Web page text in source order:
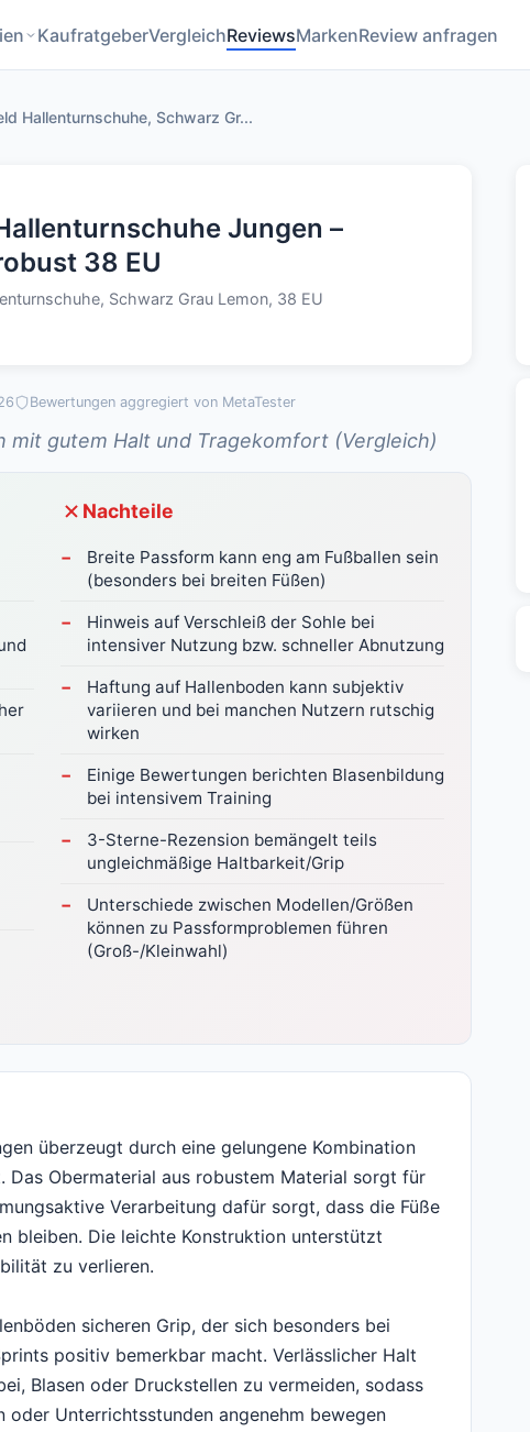
KaufratgeberVergleichReviewsMarkenReview anfragen
Hallenturnschuhe, Schwarz Gr...
Jungen –
38 EU
Schwarz Grau Lemon, 38 EU
Bewertungen aggregiert von MetaTester
mit gutem Halt und Tragekomfort (Vergleich)
Nachteile
Breite Passform kann eng am Fußballen sein
(besonders bei breiten Füßen)
Hinweis auf Verschleiß der Sohle bei
intensiver Nutzung bzw. schneller Abnutzung
Haftung auf Hallenboden kann subjektiv
variieren und bei manchen Nutzern rutschig
wirken
Einige Bewertungen berichten Blasenbildung
bei intensivem Training
3-Sterne-Rezension bemängelt teils
ungleichmäßige Haltbarkeit/Grip
Unterschiede zwischen Modellen/Größen
können zu Passformproblemen führen
(Groß-/Kleinwahl)
überzeugt durch eine gelungene Kombination
Obermaterial aus robustem Material sorgt für
Verarbeitung dafür sorgt, dass die Füße
bleiben. Die leichte Konstruktion unterstützt
zu verlieren.
sicheren Grip, der sich besonders bei
positiv bemerkbar macht. Verlässlicher Halt
Blasen oder Druckstellen zu vermeiden, sodass
oder Unterrichtsstunden angenehm bewegen